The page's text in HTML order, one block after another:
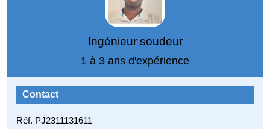
Ingénieur soudeur
1 à 3 ans d'expérience
Contact
Réf. PJ2311131611